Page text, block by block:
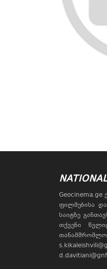
ფილმებისა
საიტზე
თქვენი